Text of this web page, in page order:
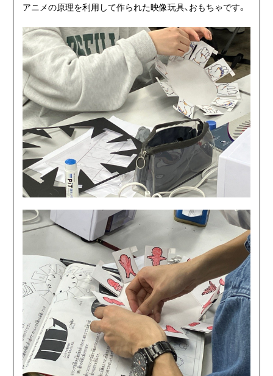
アニメの原理を利用して作られた映像玩具、おもちゃです。